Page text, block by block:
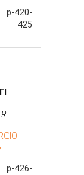
p-420-
425
p-426-